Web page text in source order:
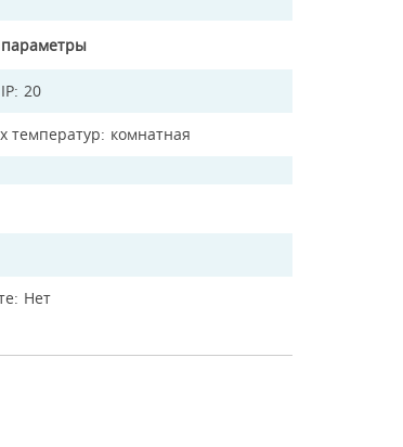
20
температур комнатная
Нет